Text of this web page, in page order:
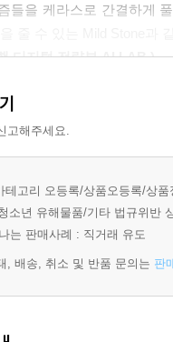
들을 케라스로 간결하게
디지털 전략부 AI LAB )
가지 어려운 점에 부딪
이론은 브릭이라는 손에
중 가장 쉽게 접근할 수
고해주세요.
테고리 오등록/상품오등록/상
소년 유해물품/기타 법규위반
는 판매사례 : 직거래 유도
, 배송, 취소 및 반품 문의는 판